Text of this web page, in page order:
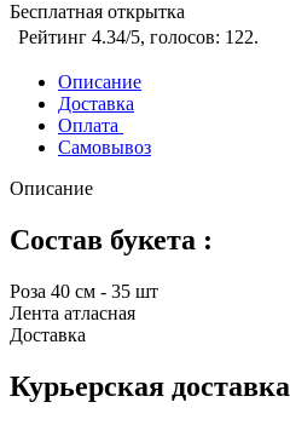
Бесплатная открытка
Рейтинг 4.34/5, голосов: 122.
Описание
Доставка
Оплата
Самовывоз
Описание
Состав букета :
Роза 40 см - 35 шт
Лента атласная
Доставка
Курьерская доставка